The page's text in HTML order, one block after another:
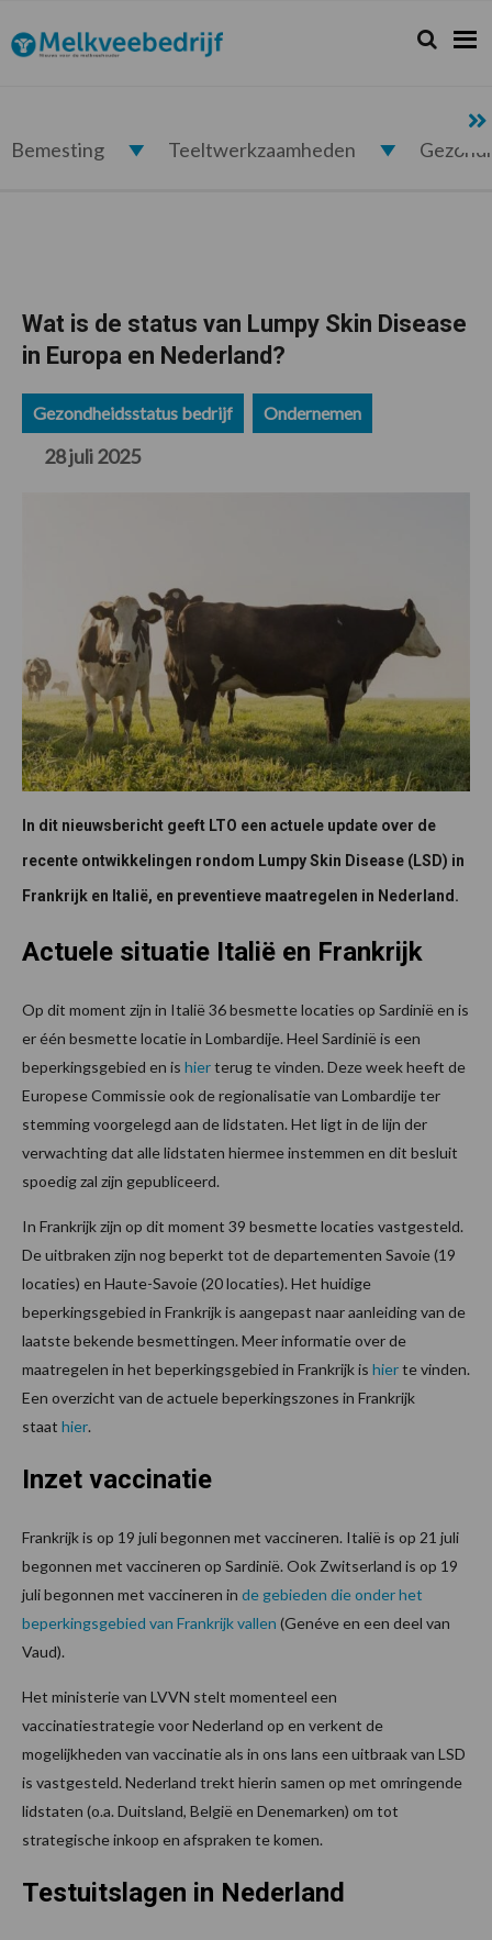
de
hoofdnavigatie
de
hoofd
de
eerste
de
voettekst
Melkveebedrijf.nl Zoeken...
Zoek
Bemesting Teeltwerkzaamheden
Wat is de status van Lumpy Skin Disease
in Europa en Nederland?
Gezondheidsstatus bedrijf Ondernemen
28 juli 2025
In dit nieuwsbericht geeft LTO een actuele update over de
recente ontwikkelingen rondom Lumpy Skin Disease (LSD) in
Frankrijk en Italië, en preventieve maatregelen in Nederland.
Actuele situatie Italië en Frankrijk
Op dit moment zijn in Italië 36 besmette locaties op Sardinië en is
er één besmette locatie in Lombardije. Heel Sardinië is een
beperkingsgebied en is hierterug te vinden. Deze week heeft de
Europese Commissie ook de regionalisatie van Lombardije ter
stemming voorgelegd aan de lidstaten. Het ligt in de lijn der
verwachting dat alle lidstaten hiermee instemmen en dit besluit
spoedig zal zijn gepubliceerd.
In Frankrijk zijn op dit moment 39 besmette locaties vastgesteld.
De uitbraken zijn nog beperkt tot de departementen Savoie (19
locaties) en Haute-Savoie (20 locaties). Het huidige
beperkingsgebied in Frankrijk is aangepast naar aanleiding van de
laatste bekende besmettingen. Meer informatie over de
maatregelen in het beperkingsgebied in Frankrijk is hierte vinden.
Een overzicht van de actuele beperkingszones in Frankrijk
staat hier.
Inzet vaccinatie
Frankrijk is op 19 juli begonnen met vaccineren. Italië is op 21 juli
begonnen met vaccineren op Sardinië. Ook Zwitserland is op 19
juli begonnen met vaccineren in de gebieden die onder het
beperkingsgebied van Frankrijk vallen (Genéve en een deel van
Vaud).
Het ministerie van LVVN stelt momenteel een
vaccinatiestrategie voor Nederland op en verkent de
mogelijkheden van vaccinatie als in ons lans een uitbraak van LSD
is vastgesteld. Nederland trekt hierin samen op met omringende
lidstaten (o.a. Duitsland, België en Denemarken) om tot
strategische inkoop en afspraken te komen.
Testuitslagen in Nederland